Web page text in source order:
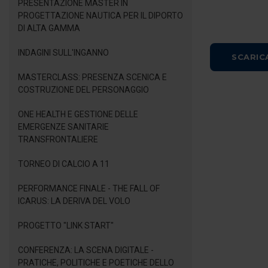
PRESENTAZIONE MASTER IN
PROGETTAZIONE NAUTICA PER IL DIPORTO
DI ALTA GAMMA
INDAGINI SULL'INGANNO
MASTERCLASS: PRESENZA SCENICA E
COSTRUZIONE DEL PERSONAGGIO
ONE HEALTH E GESTIONE DELLE
EMERGENZE SANITARIE
TRANSFRONTALIERE
TORNEO DI CALCIO A 11
PERFORMANCE FINALE - THE FALL OF
ICARUS: LA DERIVA DEL VOLO
PROGETTO "LINK START"
CONFERENZA: LA SCENA DIGITALE -
PRATICHE, POLITICHE E POETICHE DELLO